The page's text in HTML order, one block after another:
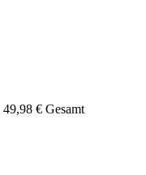
49,98 € Gesamt